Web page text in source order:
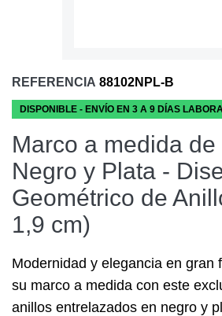
REFERENCIA 88102NPL-B
DISPONIBLE - ENVÍO EN 3 A 9 DÍAS
Marco a medida
Negro y Plata -
Geométrico de
1,9 cm)
Modernidad y elegancia en gran
su marco a medida con este
anillos entrelazados en negro y